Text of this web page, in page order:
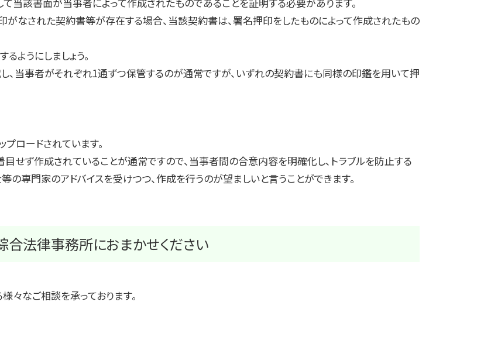
がなされた契約書等が存在する場合、当該契約書は、署名押印をしたものによって作成されたもの
ようにしましょう。
、当事者がそれぞれ1通ずつ保管するのが通常ですが、いずれの契約書にも同様の印鑑を用いて押
ロードされています。
せず作成されていることが通常ですので、当事者間の合意内容を明確化し、トラブルを防止する
専門家のアドバイスを受けつつ、作成を行うのが望ましいと言うことができます。
合法律事務所におまかせください
々なご相談を承っております。